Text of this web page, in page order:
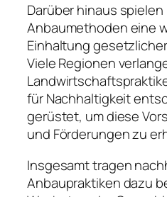
Darüber hinaus
Anbaumethoden eine
Einhaltung
Viele Regionen
für Nachhaltigkeit
gerüstet, um diese
und Förderungen zu
Insgesamt tragen
Anbaupraktiken dazu